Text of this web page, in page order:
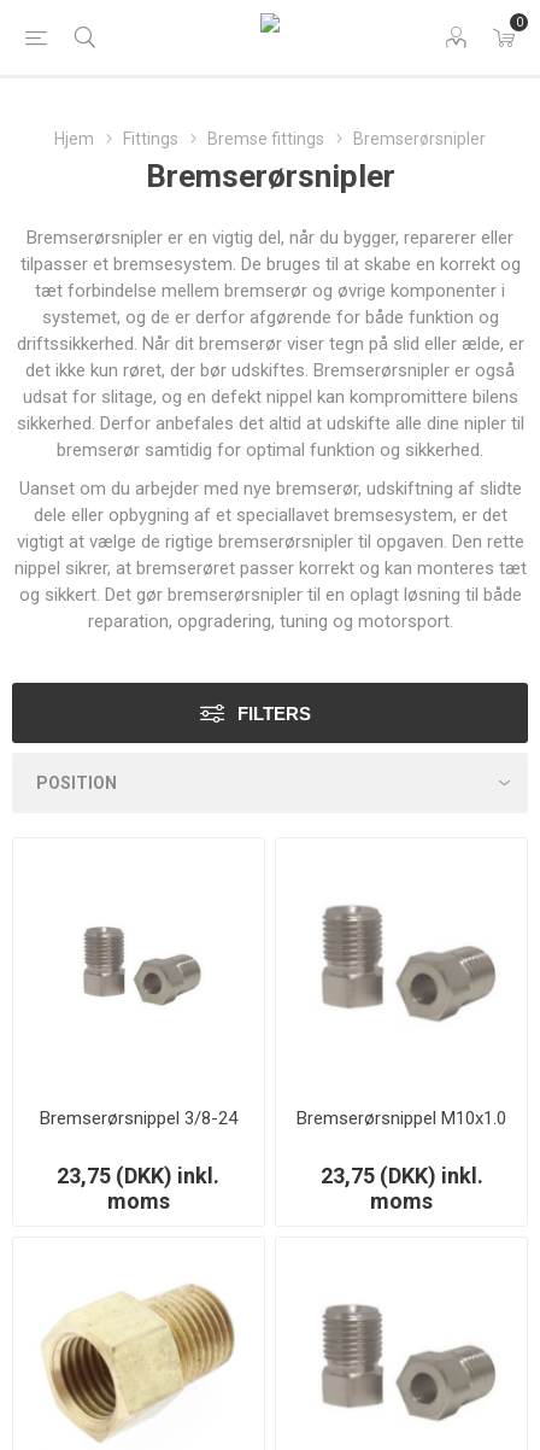
0
Hjem Fittings Bremse fittings Bremserørsnipler
Bremserørsnipler
Bremserørsnipler er en vigtig del, når du bygger, reparerer eller
tilpasser et bremsesystem. De bruges til at skabe en korrekt og
tæt forbindelse mellem bremserør og øvrige komponenter i
systemet, og de er derfor afgørende for både funktion og
driftssikkerhed. Når dit bremserør viser tegn på slid eller ælde, er
det ikke kun røret, der bør udskiftes. Bremserørsnipler er også
udsat for slitage, og en defekt nippel kan kompromittere bilens
sikkerhed. Derfor anbefales det altid at udskifte alle dine nipler til
bremserør samtidig for optimal funktion og sikkerhed.
Uanset om du arbejder med nye bremserør, udskiftning af slidte
dele eller opbygning af et speciallavet bremsesystem, er det
vigtigt at vælge de rigtige bremserørsnipler til opgaven. Den rette
nippel sikrer, at bremserøret passer korrekt og kan monteres tæt
og sikkert. Det gør bremserørsnipler til en oplagt løsning til både
reparation, opgradering, tuning og motorsport.
FILTERS
Bremserørsnippel 3/8-24
23,75 (DKK) inkl.
moms
Bremserørsnippel M10x1.0
23,75 (DKK) inkl.
moms